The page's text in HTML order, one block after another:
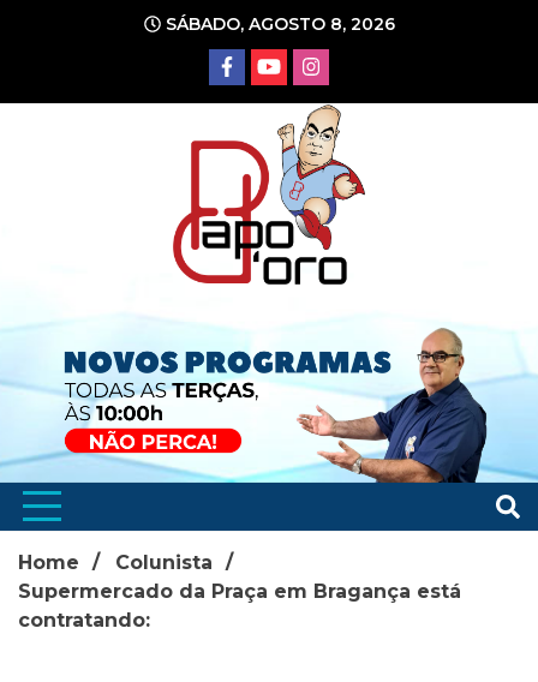
conteúdo
SÁBADO, AGOSTO 8, 2026
Home
Colunista
Supermercado da Praça em Bragança está
contratando: